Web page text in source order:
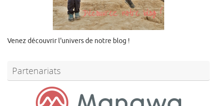
Venez découvrir l'univers de notre blog !
Partenariats